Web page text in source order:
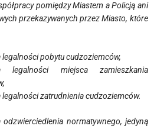
pomiędzy Miastem a Policją ani
przekazywanych przez Miasto, które
pobytu cudzoziemców,
legalności miejsca zamieszkania
zatrudnienia cudzoziemców.
odzwierciedlenia normatywnego, jedyną